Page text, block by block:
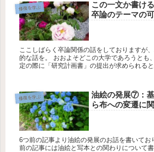
修復を学ぶ
この一文か書け
卒論のテーマの
ここしばらく卒論関係の話をしておりますが
的な話を。 おおよそどこの大学であろうとも、卒論のテーマ決
定の際に「研究計画書」の提出が求められる
修復を学ぶ
油絵の発展⑦：
ら布への変遷に
6つ前の記事より油絵の発展のお話を書いてお
前の記事には油絵と写本との関わりについて